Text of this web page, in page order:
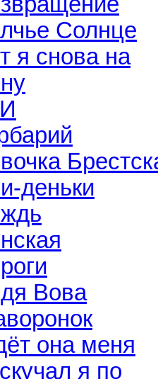
Солнце
я снова на
деньки
Вова
она меня
я по